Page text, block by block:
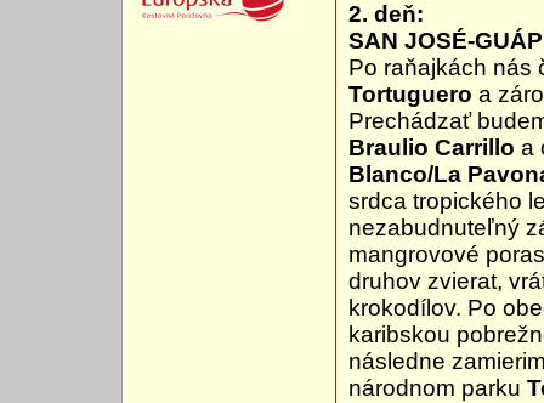
2. deň:
SAN JOSÉ-
Po raňajkách nás
Tortuguero a
Prechádzať
Braulio Carrillo a
Blanco/La
srdca tropického
nezabudnuteľný
mangrovové
druhov zvierat,
krokodílov. Po
karibskou
následne
národnom parku